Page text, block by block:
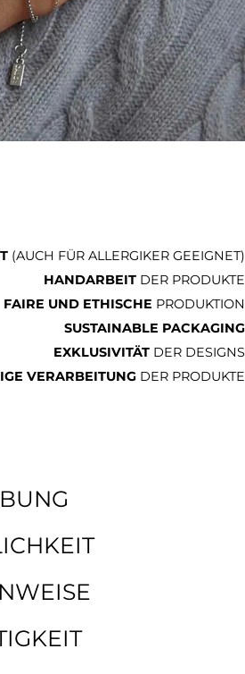
(AUCH FÜR ALLERGIKER GEEIGNET)
HANDARBEIT DER PRODUKTE
FAIRE UND ETHISCHE PRODUKTION
SUSTAINABLE PACKAGING
EXKLUSIVITÄT DER DESIGNS
VERARBEITUNG DER PRODUKTE